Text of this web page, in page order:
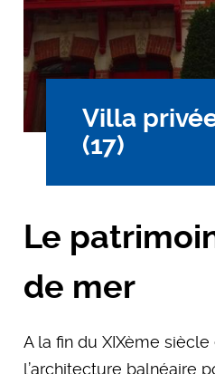
Villa
(17)
Le
de mer
A la fin du XIXème
l’architecture balnéaire